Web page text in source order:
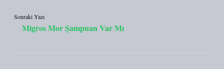
Sonraki Yazı
Migros Mor Şampuan Var Mı